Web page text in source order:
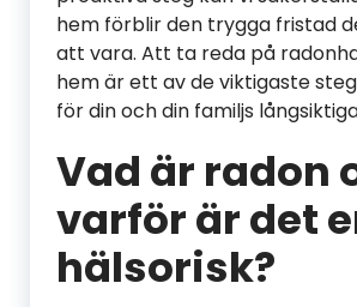
hem förblir den trygga fristad
att vara. Att ta reda på
hem är ett av de viktigaste
för din och din familjs
Vad är radon
varför är det
hälsorisk?